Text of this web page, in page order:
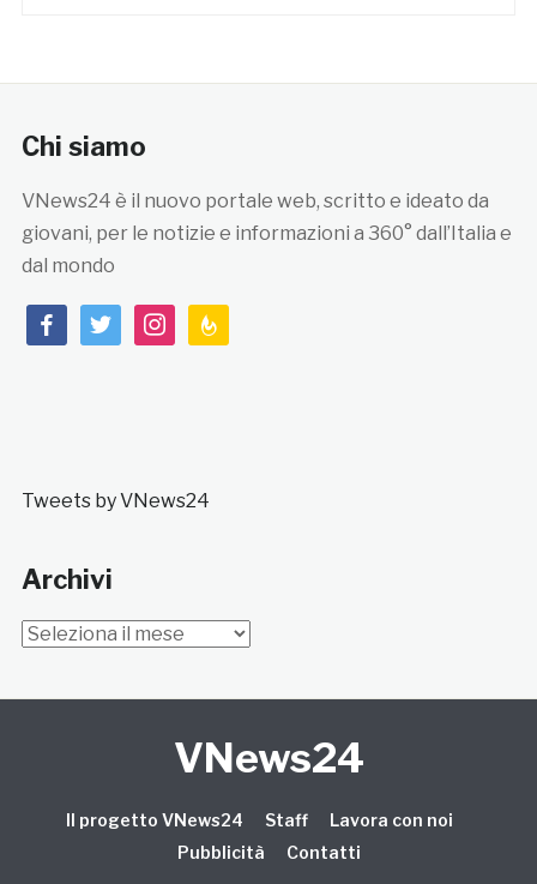
Chi siamo
VNews24 è il nuovo portale web, scritto e ideato da
giovani, per le notizie e informazioni a 360° dall’Italia e
dal mondo
facebooktwitterinstagramfeedburner
Tweets by VNews24
Archivi
Archivi
VNews24
Il progetto VNews24 Staff
Lavora con noi
Pubblicità
Contatti